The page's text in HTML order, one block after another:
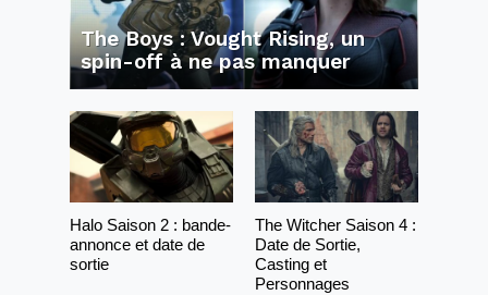
The Boys : Vought Rising, un
spin-off à ne pas manquer
Halo Saison 2 : bande-
annonce et date de
sortie
The Witcher Saison 4 :
Date de Sortie,
Casting et
Personnages